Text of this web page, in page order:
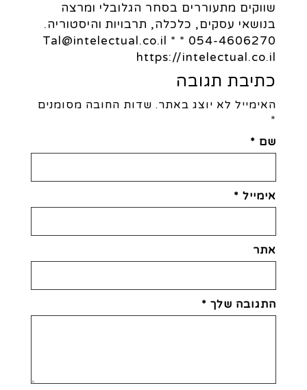
שווקים מתעוררים בסחר הגלובלי ומרצה
בנושאי עסקים, כלכלה, תרבויות והיסטוריה.
054-4606270 * Tal@intelectual.co.il *
https://intelectual.co.il
כתיבת תגובה
האימייל לא יוצג באתר. שדות החובה מסומנים
*
שם *
אימייל *
אתר
התגובה שלך *